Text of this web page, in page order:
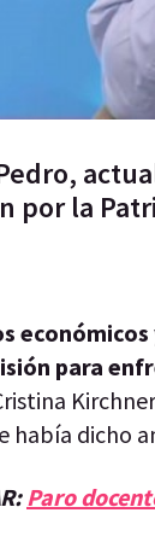
por la
para
había dicho
Paro